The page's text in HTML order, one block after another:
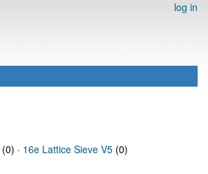
log in
(0) · 16e Lattice Sieve V5 (0)